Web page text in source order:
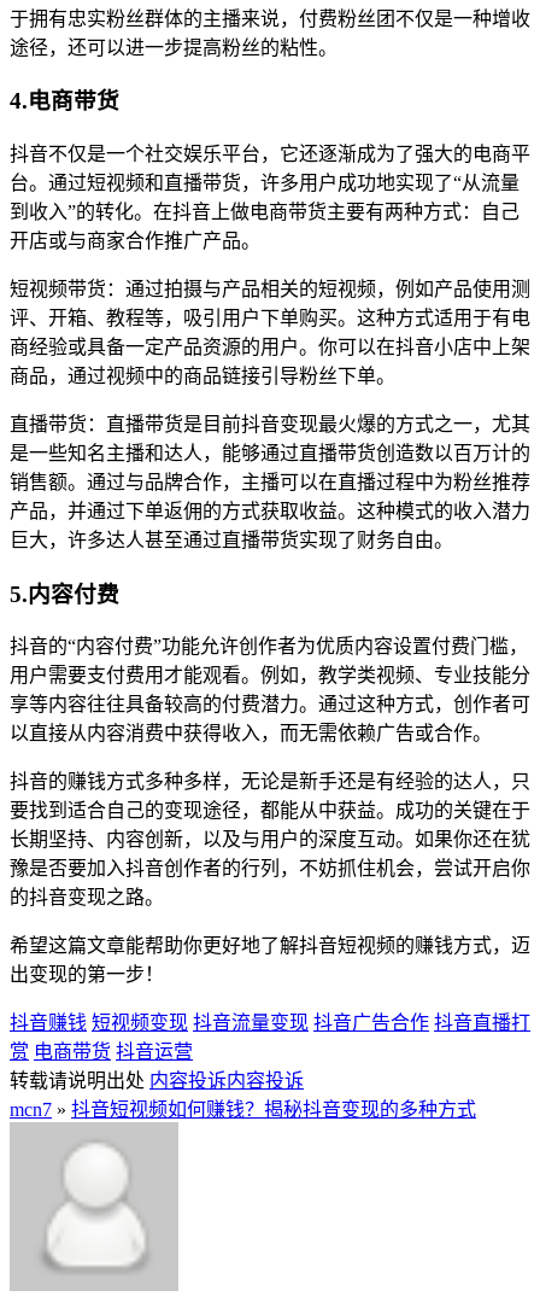
于拥有忠实粉丝群体的主播来说，付费粉丝团不仅是一种增收
途径，还可以进一步提高粉丝的粘性。
4.电商带货
抖音不仅是一个社交娱乐平台，它还逐渐成为了强大的电商平
台。通过短视频和直播带货，许多用户成功地实现了“从流量
到收入”的转化。在抖音上做电商带货主要有两种方式：自己
开店或与商家合作推广产品。
短视频带货：通过拍摄与产品相关的短视频，例如产品使用测
评、开箱、教程等，吸引用户下单购买。这种方式适用于有电
商经验或具备一定产品资源的用户。你可以在抖音小店中上架
商品，通过视频中的商品链接引导粉丝下单。
直播带货：直播带货是目前抖音变现最火爆的方式之一，尤其
是一些知名主播和达人，能够通过直播带货创造数以百万计的
销售额。通过与品牌合作，主播可以在直播过程中为粉丝推荐
产品，并通过下单返佣的方式获取收益。这种模式的收入潜力
巨大，许多达人甚至通过直播带货实现了财务自由。
5.内容付费
抖音的“内容付费”功能允许创作者为优质内容设置付费门槛，
用户需要支付费用才能观看。例如，教学类视频、专业技能分
享等内容往往具备较高的付费潜力。通过这种方式，创作者可
以直接从内容消费中获得收入，而无需依赖广告或合作。
抖音的赚钱方式多种多样，无论是新手还是有经验的达人，只
要找到适合自己的变现途径，都能从中获益。成功的关键在于
长期坚持、内容创新，以及与用户的深度互动。如果你还在犹
豫是否要加入抖音创作者的行列，不妨抓住机会，尝试开启你
的抖音变现之路。
希望这篇文章能帮助你更好地了解抖音短视频的赚钱方式，迈
出变现的第一步！
抖音赚钱 短视频变现 抖音流量变现 抖音广告合作 抖音直播打
赏 电商带货 抖音运营
转载请说明出处 内容投诉内容投诉
mcn7 » 抖音短视频如何赚钱？揭秘抖音变现的多种方式